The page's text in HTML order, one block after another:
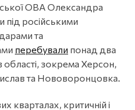
ОВА Олександра
російськими
та
перебували понад два
області, зокрема Херсон,
та Нововоронцовка.
кварталах, критичній і